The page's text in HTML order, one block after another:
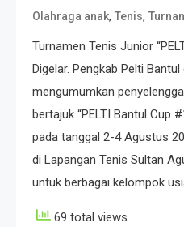
Olahraga anak, Tenis,
Turnamen Tenis Junior
Digelar. Pengkab Pelti
mengumumkan
bertajuk “PELTI Bantul Cup
pada tanggal 2-4 Agustus
di Lapangan Tenis Sultan
untuk berbagai kelompok
69 total views